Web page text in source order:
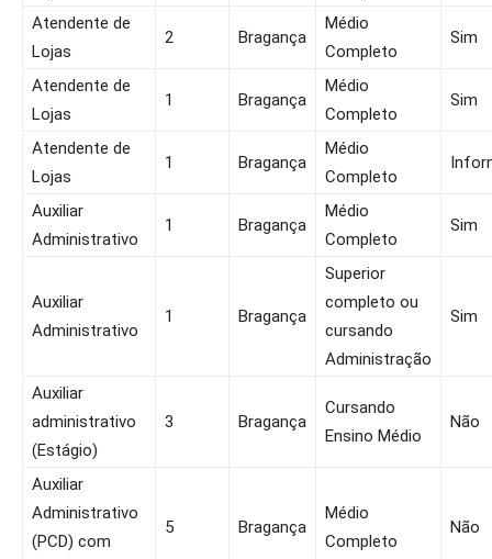
Atendente de
Lojas
2 Bragança
Médio
Completo
Sim
Atendente de
Lojas
1 Bragança
Médio
Completo
Sim
Atendente de
Lojas
1 Bragança
Médio
Completo
Auxiliar
Administrativo
1 Bragança
Médio
Completo
Sim
Auxiliar
Administrativo
1 Bragança
Superior
completo ou
cursando
Administração
Sim
Auxiliar
administrativo
(Estágio)
3 Bragança
Cursando
Ensino Médio
Não
Auxiliar
Administrativo
(PCD) com
5 Bragança
Médio
Completo
Não